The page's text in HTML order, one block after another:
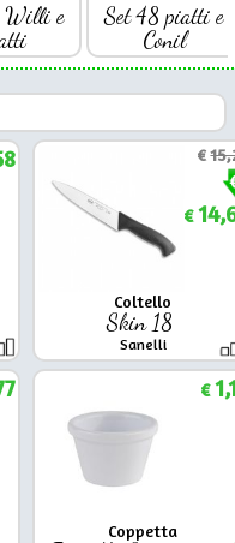
Willi e
Set 48 piatti e
Conil
Coltello
Skin 18
Sanelli
€
€
Coppetta
€